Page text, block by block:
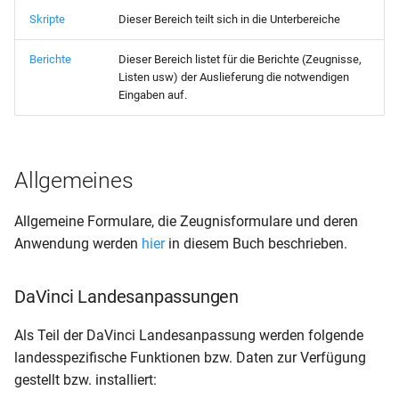
Berichtsdateinamen
DAS-Schülerliste (für CSV-
Export) mit Elterndaten
(Kopfspalten
Teilzeit (nicht im Landkreis
Mecklenburgische
Vollzeit (nicht im Landkreis
Mecklenburgische
Bewerberpersonalbogen
mit Foto)
Klassenliste
nicht bestanden)
nach Stufe und
Berufsgruppe)
Klassenliste
Klassenliste
Kursliste-Schüler mit
Fachkombinationsnummer
(Oberstufe)
Lehrerstammblatt mit
Passfoto
Lehrerstammblatt
(Abwesenheitsstatistik nur
Krank)
(Abwesenheitsstatistik)
Gastschulgeld (BG) – LK
Koblenz
Gastschulgeld (BG) – LK
ohne BG) – LK Koblenz
ohne BG)
Skripte Dieser Bereich teilt sich in die Unterbereiche
Berichte
Dieser Bereich listet für die Berichte (Zeugnisse,
Listen usw) der Auslieferung die notwendigen
Eingaben auf.
Allgemeines
Allgemeine Formulare, die Zeugnisformulare und deren
Anwendung werden hierin diesem Buch beschrieben.
DaVinci Landesanpassungen
Als Teil der DaVinci Landesanpassung werden folgende
landesspezifische Funktionen bzw. Daten zur Verfügung
gestellt bzw. installiert: